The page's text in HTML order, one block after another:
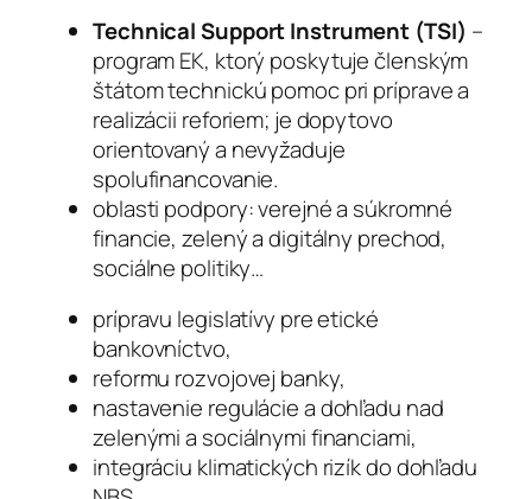
Technical Support Instrument (TSI) –
program EK, ktorý poskytuje členským
štátom technickú pomoc pri príprave a
realizácii reforiem; je dopytovo
orientovaný a nevyžaduje
spolufinancovanie.
oblasti podpory: verejné a súkromné
financie, zelený a digitálny prechod,
sociálne politiky…
prípravu legislatívy pre etické
bankovníctvo,
reformu rozvojovej banky,
nastavenie regulácie a dohľadu nad
zelenými a sociálnymi financiami,
integráciu klimatických rizík do dohľadu